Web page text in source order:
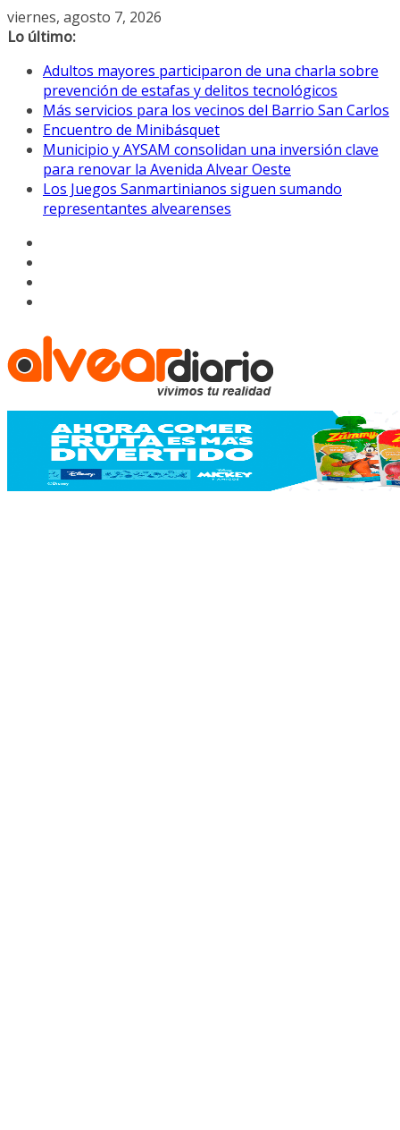
Saltar
al
viernes, agosto 7, 2026
Lo último:
Adultos mayores participaron de una charla sobre
prevención de estafas y delitos tecnológicos
Más servicios para los vecinos del Barrio San Carlos
Encuentro de Minibásquet
Municipio y AYSAM consolidan una inversión clave
para renovar la Avenida Alvear Oeste
Los Juegos Sanmartinianos siguen sumando
representantes alvearenses